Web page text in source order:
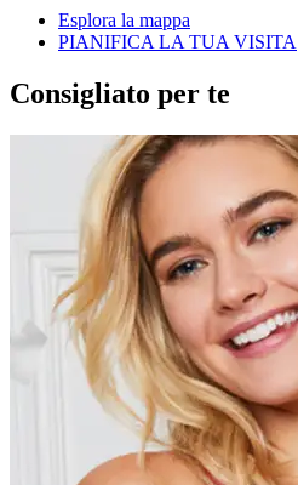
Esplora la mappa
PIANIFICA LA TUA VISITA
Consigliato per te